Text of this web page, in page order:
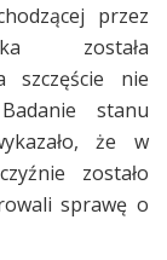
przez
została
szczęście nie
stanu
że w
zostało
sprawę o